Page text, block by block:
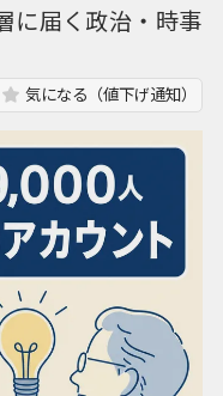
に届く政治・時事
気になる（値下げ通知）